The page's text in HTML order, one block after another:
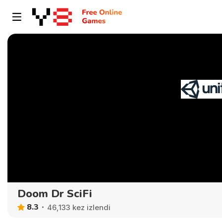
Doom Dr SciFi
8.3 46,133 kez izlendi